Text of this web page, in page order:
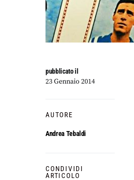
pubblicato il
23 Gennaio 2014
AUTORE
Andrea Tebaldi
CONDIVIDI
ARTICOLO